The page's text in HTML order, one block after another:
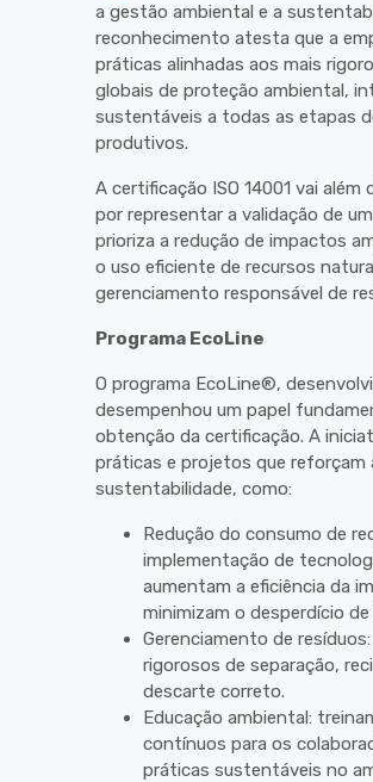
a gestão ambiental e a
reconhecimento atesta que a
práticas alinhadas aos mais
globais de proteção ambiental,
sustentáveis a todas as etapas
produtivos.
A certificação ISO 14001 vai além
por representar a validação de
prioriza a redução de impactos
o uso eficiente de recursos
gerenciamento responsável de
Programa EcoLine
O programa EcoLine®,
desempenhou um papel
obtenção da certificação. A
práticas e projetos que reforçam
sustentabilidade, como:
Redução do consumo de
implementação de
aumentam a eficiência da
minimizam o desperdício de
Gerenciamento de
rigorosos de separação,
descarte correto.
Educação ambiental:
contínuos para os
práticas sustentáveis no